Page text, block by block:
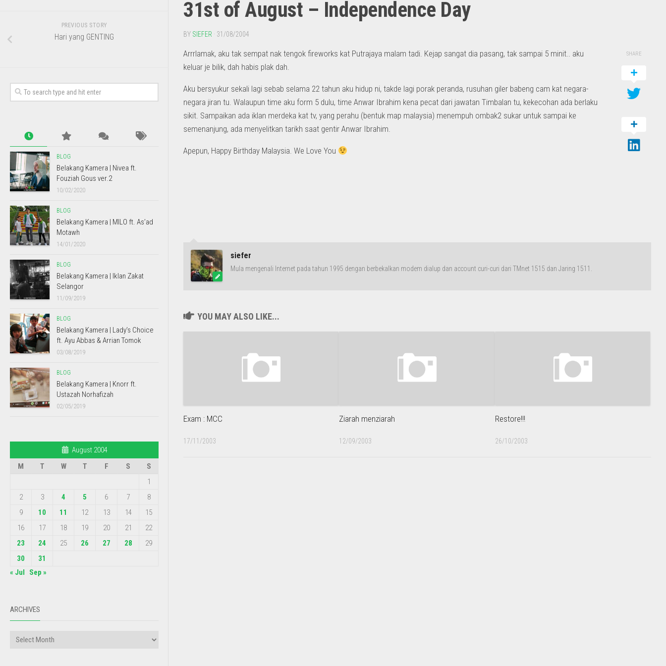
31st of August – Independence Day
BY SIEFER · 31/08/2004
Arrrlamak, aku tak sempat nak tengok fireworks kat Putrajaya malam tadi. Kejap sangat dia pasang, tak sampai 5 minit.. aku
keluar je bilik, dah habis plak dah.
Aku bersyukur sekali lagi sebab selama 22 tahun aku hidup ni, takde lagi porak peranda, rusuhan giler babeng cam kat negara-
negara jiran tu. Walaupun time aku form 5 dulu, time Anwar Ibrahim kena pecat dari jawatan Timbalan tu, kekecohan ada berlaku
sikit. Sampaikan ada iklan merdeka kat tv, yang perahu (bentuk map malaysia) menempuh ombak2 sukar untuk sampai ke
semenanjung, ada menyelitkan tarikh saat gentir Anwar Ibrahim.
Apepun, Happy Birthday Malaysia. We Love You
SHARE
siefer
Mula mengenali Internet pada tahun 1995 dengan berbekalkan modem dialup dan account curi-curi dari TMnet 1515 dan Jaring 1511.
YOU MAY ALSO LIKE...
Exam : MCC
17/11/2003
Ziarah menziarah
12/09/2003
Restore!!!
26/10/2003
PREVIOUS STORY
Hari yang GENTING
BLOG
Belakang Kamera | Nivea ft.
Fouziah Gous ver.2
10/02/2020
BLOG
Belakang Kamera | MILO ft. As’ad
Motawh
14/01/2020
BLOG
Belakang Kamera | Iklan Zakat
Selangor
11/09/2019
BLOG
Belakang Kamera | Lady’s Choice
ft. Ayu Abbas & Arrian Tomok
03/08/2019
BLOG
Belakang Kamera | Knorr ft.
Ustazah Norhafizah
02/05/2019
August 2004
M
T W T F S
S
1
2
3 4 5 6 7
8
9
10 11 12 13 14
15
16
17 18 19 20 21
22
23
24 25 26 27 28
29
30
31
« Jul
Sep »
ARCHIVES